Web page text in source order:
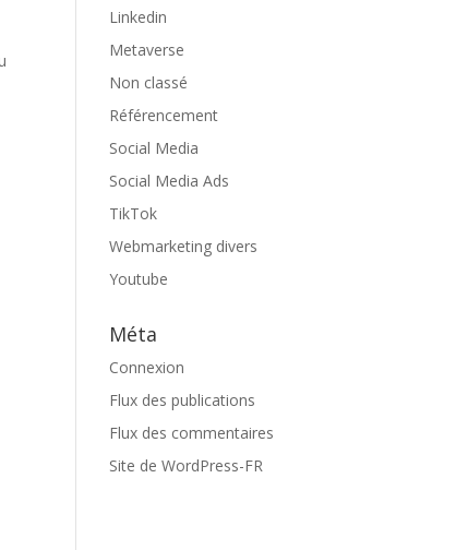
Metaverse
Non classé
Référencement
Social Media
Social Media Ads
TikTok
Webmarketing divers
Youtube
Connexion
Flux des publications
Flux des commentaires
Site de WordPress-FR